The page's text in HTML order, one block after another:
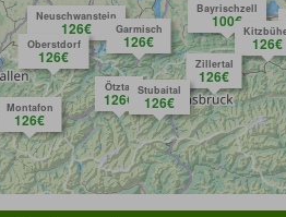
Zillertal
126€
Stubaital
126€
Ötztal
126€
Oberstdorf
126€
Neuschwanstein
126€
Montafon
126€
126€
Garmisch
126€
Bayrischzell
100€